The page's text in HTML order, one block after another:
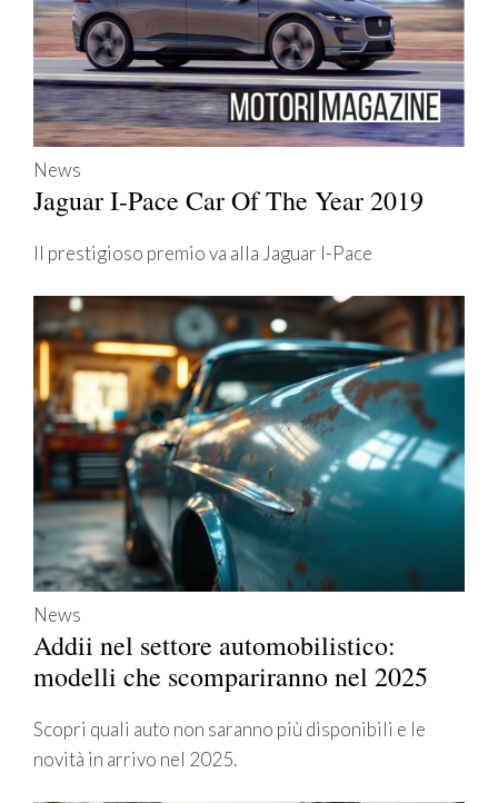
News
Jaguar I-Pace Car Of The Year 2019
Il prestigioso premio va alla Jaguar I-Pace
News
Addii nel settore automobilistico:
modelli che scompariranno nel 2025
Scopri quali auto non saranno più disponibili e le
novità in arrivo nel 2025.